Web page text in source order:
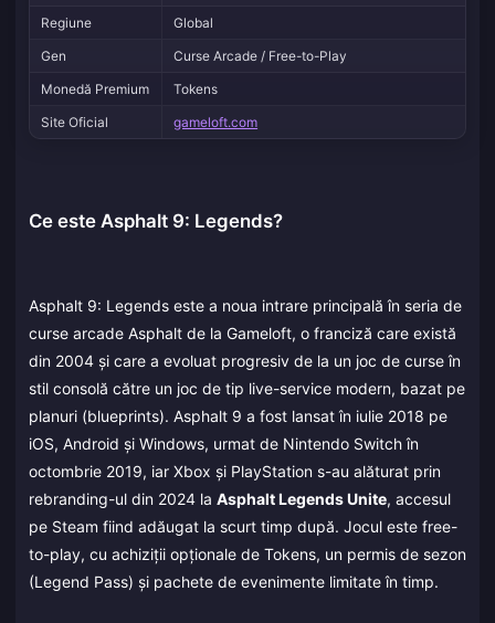
Regiune
Global
Gen
Curse Arcade / Free-to-Play
Monedă Premium
Tokens
Site Oficial
gameloft.com
Ce este Asphalt 9: Legends?
Asphalt 9: Legends este a noua intrare principală în seria de
curse arcade Asphalt de la Gameloft, o franciză care există
din 2004 și care a evoluat progresiv de la un joc de curse în
stil consolă către un joc de tip live-service modern, bazat pe
planuri (blueprints). Asphalt 9 a fost lansat în iulie 2018 pe
iOS, Android și Windows, urmat de Nintendo Switch în
octombrie 2019, iar Xbox și PlayStation s-au alăturat prin
rebranding-ul din 2024 la Asphalt Legends Unite, accesul
pe Steam fiind adăugat la scurt timp după. Jocul este free-
to-play, cu achiziții opționale de Tokens, un permis de sezon
(Legend Pass) și pachete de evenimente limitate în timp.